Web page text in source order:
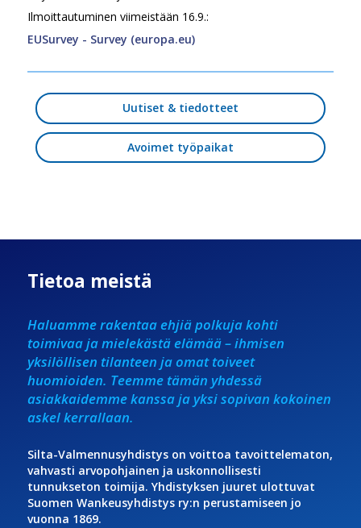
Ilmoittautuminen viimeistään 16.9.:
EUSurvey - Survey (europa.eu)
Uutiset & tiedotteet
Avoimet työpaikat
Tietoa meistä
Haluamme rakentaa ehjiä polkuja kohti
toimivaa ja mielekästä elämää – ihmisen
yksilöllisen tilanteen ja omat toiveet
huomioiden. Teemme tämän yhdessä
asiakkaidemme kanssa ja yksi sopivan kokoinen
askel kerrallaan.
Silta-Valmennusyhdistys on voittoa tavoittelematon,
vahvasti arvopohjainen ja uskonnollisesti
tunnukseton toimija. Yhdistyksen juuret ulottuvat
Suomen Wankeusyhdistys ry:n perustamiseen jo
vuonna 1869.